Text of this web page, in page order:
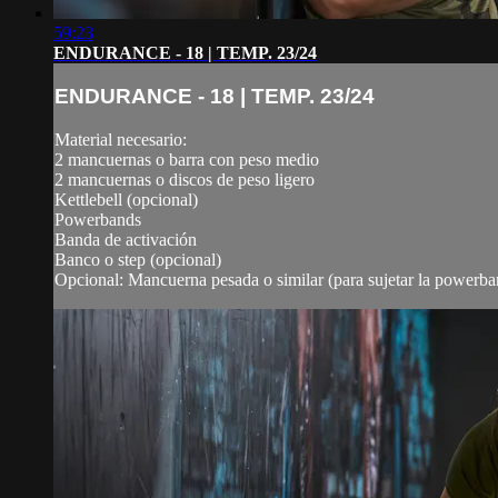
59:23
ENDURANCE - 18 | TEMP. 23/24
ENDURANCE - 18 | TEMP. 23/24
Material necesario:
2 mancuernas o barra con peso medio
2 mancuernas o discos de peso ligero
Kettlebell (opcional)
Powerbands
Banda de activación
Banco o step (opcional)
Opcional: Mancuerna pesada o similar (para sujetar la